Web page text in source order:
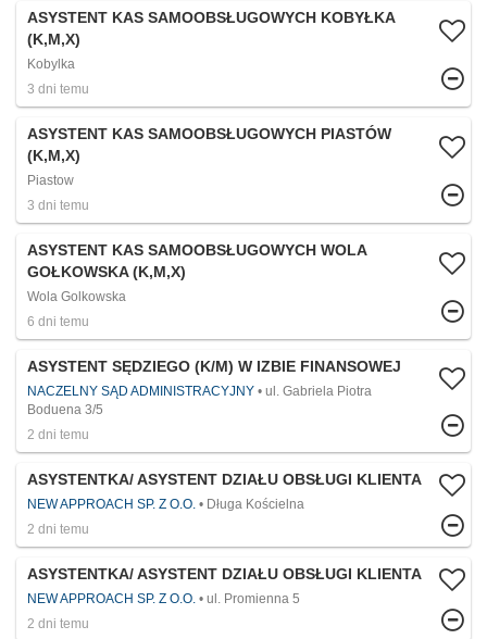
ASYSTENT KAS SAMOOBSŁUGOWYCH KOBYŁKA
(K,M,X)
Kobylka
3 dni temu
ASYSTENT KAS SAMOOBSŁUGOWYCH PIASTÓW
(K,M,X)
Piastow
3 dni temu
ASYSTENT KAS SAMOOBSŁUGOWYCH WOLA
GOŁKOWSKA (K,M,X)
Wola Golkowska
6 dni temu
ASYSTENT SĘDZIEGO (K/M) W IZBIE FINANSOWEJ
NACZELNY SĄD ADMINISTRACYJNY
ul. Gabriela Piotra
Boduena 3/5
2 dni temu
ASYSTENTKA/ ASYSTENT DZIAŁU OBSŁUGI KLIENTA
NEW APPROACH SP. Z O.O.
Długa Kościelna
2 dni temu
ASYSTENTKA/ ASYSTENT DZIAŁU OBSŁUGI KLIENTA
NEW APPROACH SP. Z O.O.
ul. Promienna 5
2 dni temu